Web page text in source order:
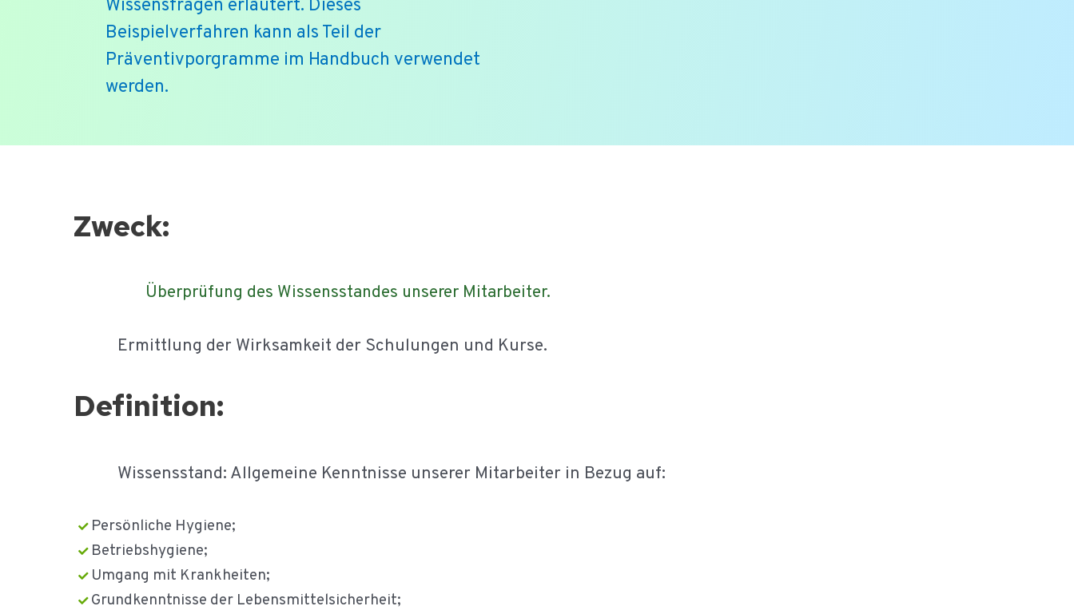
Wissensfragen erläutert. Dieses
Beispielverfahren kann als Teil der
Präventivporgramme im Handbuch verwendet
werden.
Zweck:
Überprüfung des Wissensstandes unserer Mitarbeiter.
Ermittlung der Wirksamkeit der Schulungen und Kurse.
Definition:
Wissensstand: Allgemeine Kenntnisse unserer Mitarbeiter in Bezug auf:
Persönliche Hygiene;
Betriebshygiene;
Umgang mit Krankheiten;
Grundkenntnisse der Lebensmittelsicherheit;